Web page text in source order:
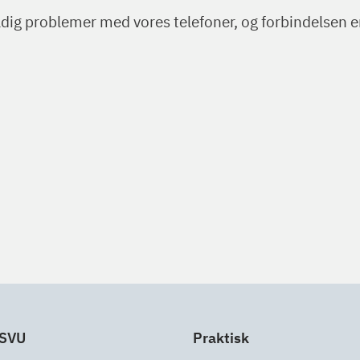
problemer med vores telefoner, og forbindelsen
Praktisk